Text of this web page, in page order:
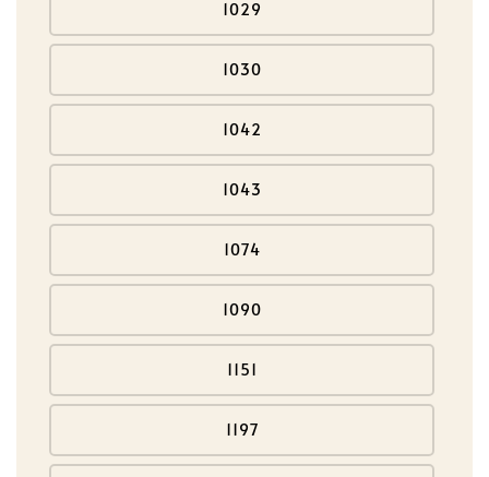
1029
1030
1042
1043
1074
1090
1151
1197